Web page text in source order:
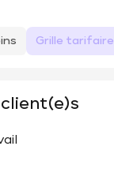
Grille tarifaire
client(e)s